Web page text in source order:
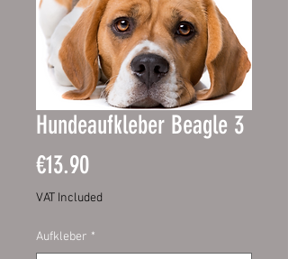
Hundeaufkleber Beagle 3
€13.90Price
VAT Included
Aufkleber *